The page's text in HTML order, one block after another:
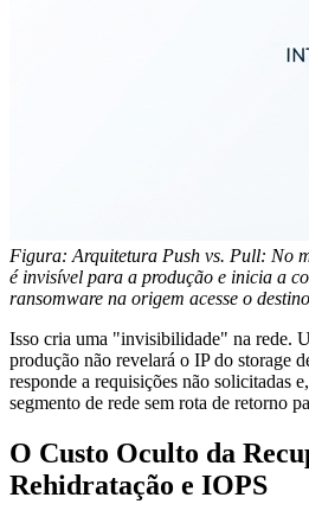
Figura: Arquitetura Push vs. Pull: No
é invisível para a produção e inicia a
ransomware na origem acesse o
Isso cria uma "invisibilidade" na rede.
produção não revelará o IP do storage
responde a requisições não solicitadas
segmento de rede sem rota de retorno
O Custo Oculto da
Rehidratação e IOPS